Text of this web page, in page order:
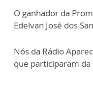
O ganhador da
Edelvan José dos
Nós da Rádio
que participaram